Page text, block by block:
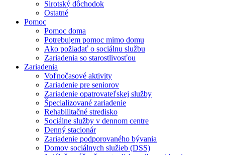
Sirotský dôchodok
Ostatné
Pomoc
Pomoc doma
Potrebujem pomoc mimo domu
Ako požiadať o sociálnu službu
Zariadenia so starostlivosťou
Zariadenia
Voľnočasové aktivity
Zariadenie pre seniorov
Zariadenie opatrovateľskej služby
Špecializované zariadenie
Rehabilitačné stredisko
Sociálne služby v dennom centre
Denný stacionár
Zariadenie podporovaného bývania
Domov sociálnych služieb (DSS)